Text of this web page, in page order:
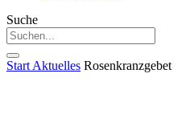
Suche
Start Aktuelles Rosenkranzgebet